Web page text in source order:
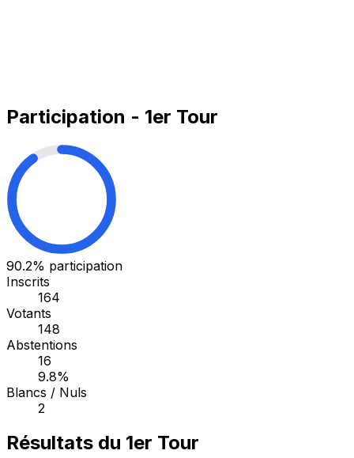
Participation - 1er Tour
90.2% participation
Inscrits
164
Votants
148
Abstentions
16
9.8%
Blancs / Nuls
2
Résultats du 1er Tour